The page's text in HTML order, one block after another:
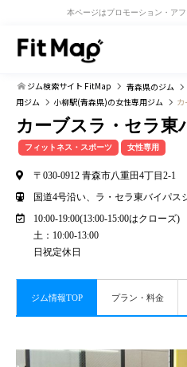
本ページはプロモーション・ア
ジム検索サイト FitMap 青森県のジム
用ジム
小柳駅(青森県)の女性専用ジム
カーブスラ・セラ東
フィットネス・スポーツ 女性専用
〒030-0912 青森市八重田4丁目2-1
国道4号沿い、ラ・セラ東バイパス
10:00-19:00(13:00-15:00はクローズ)
土：10:00-13:00
日祝定休日
ジム情報TOP プラン・料金